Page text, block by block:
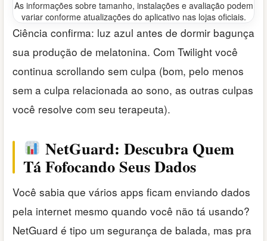
As informações sobre tamanho, instalações e avaliação podem
variar conforme atualizações do aplicativo nas lojas oficiais.
Ciência confirma: luz azul antes de dormir bagunça
sua produção de melatonina. Com Twilight você
continua scrollando sem culpa (bom, pelo menos
sem a culpa relacionada ao sono, as outras culpas
você resolve com seu terapeuta).
NetGuard: Descubra Quem
Tá Fofocando Seus Dados
Você sabia que vários apps ficam enviando dados
pela internet mesmo quando você não tá usando?
NetGuard é tipo um segurança de balada, mas pra